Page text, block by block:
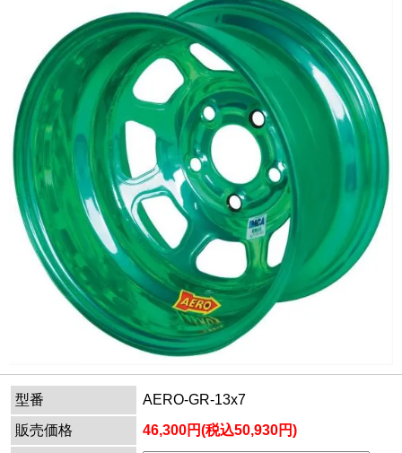
型番
AERO-GR-13x7
販売価格
46,300円(税込50,930円)